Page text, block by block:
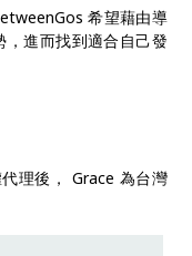
希望藉由導
，進而找到適合自己發
理後， Grace 為台灣